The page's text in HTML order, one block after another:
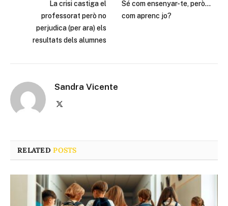
La crisi castiga el
professorat però no
perjudica (per ara) els
resultats dels alumnes
Sé com ensenyar-te, però…
com aprenc jo?
Sandra Vicente
RELATEDPOSTS